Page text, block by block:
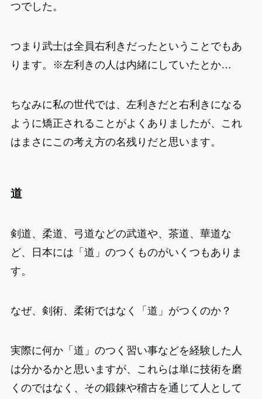
つでした。
つまり武士は全員右利きだったということでもあ
ります。※左利きの人は内緒にしていたとか…
ちなみに私の世代では、左利きだと右利きになる
ように矯正されることがよくありましたが、これ
はまさにこの考え方の名残りだと思います。
道
剣道、柔道、弓道などの武道や、茶道、華道な
ど、日本には「道」のつくものがいくつもありま
す。
なぜ、剣術、柔術ではなく「道」がつくのか？
実際に何か「道」のつく習い事などを経験した人
は分かるかと思いますが、これらは単に技術を磨
くのではなく、その鍛錬や稽古を通じて人として